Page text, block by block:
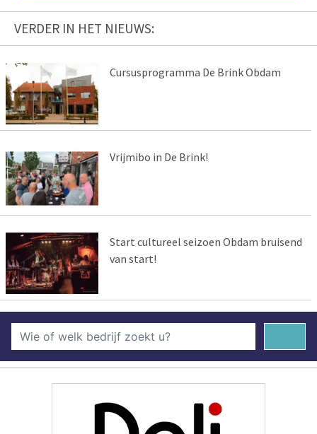
VERDER IN HET NIEUWS:
Cursusprogramma De Brink Obdam
Vrijmibo in De Brink!
Start cultureel seizoen Obdam bruisend
van start!